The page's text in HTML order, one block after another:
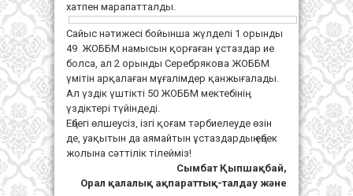
хатпен марапатталды.
Сайыс нәтижесі бойынша жүлделі 1 орынды
49 ЖОББМ намысын қорғаған ұстаздар ие
болса, ал 2 орынды Серебрякова ЖОББМ
үмітін арқалаған мұғалімдер қанжығалады.
Ал үздік үштікті 50 ЖОББМ мектебінің
үздіктері түйіндеді.
Еңбегі өлшеусіз, ізгі қоғам тәрбиелеуде өзін
де, уақытын да аямайтын ұстаздардың еңбек
жолына сәттілік тілейміз!
Сымбат Қыпшақбай,
Орал қалалық ақпараттық-талдау және